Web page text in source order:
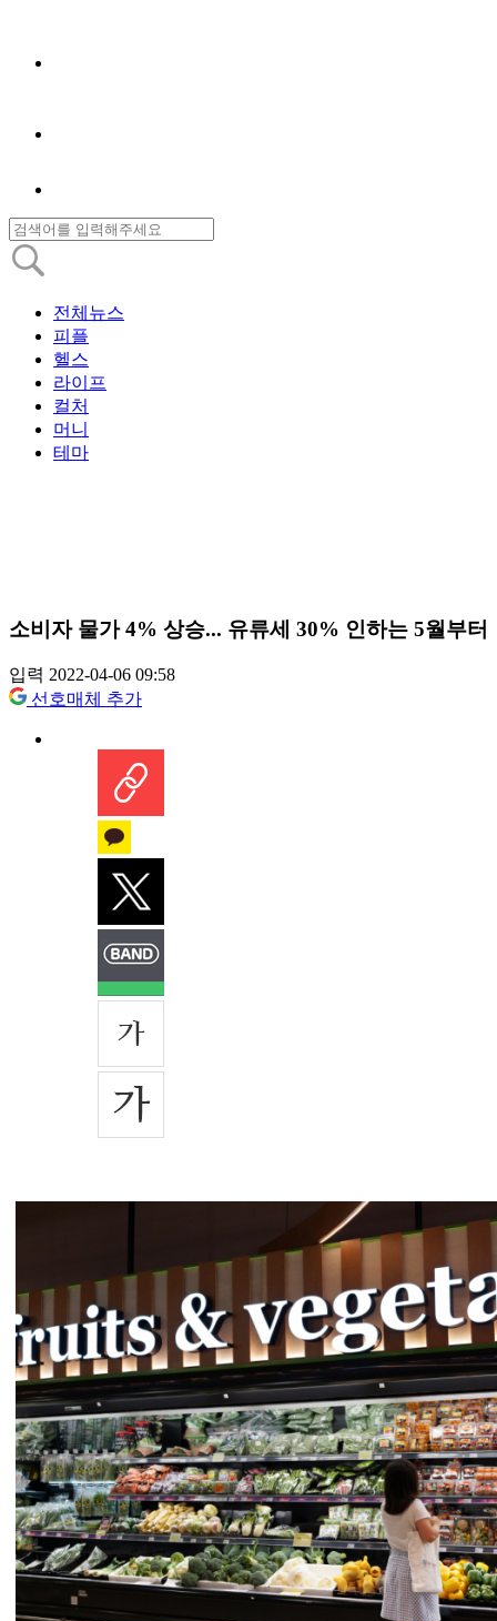
전체뉴스
피플
헬스
라이프
컬처
머니
테마
소비자 물가 4% 상승... 유류세 30% 인하는 5월부터
입력 2022-04-06 09:58
선호매체 추가